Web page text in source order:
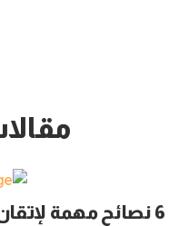
6 نصائح مهمة لإتقان فن العمل الجماعي